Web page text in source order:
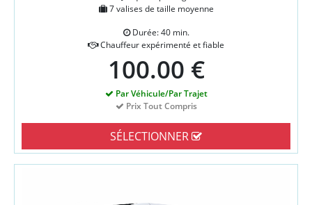
7 valises de taille moyenne
Durée: 40 min.
Chauffeur expérimenté et fiable
100.00 €
Par Véhicule/Par Trajet
Prix Tout Compris
SÉLECTIONNER